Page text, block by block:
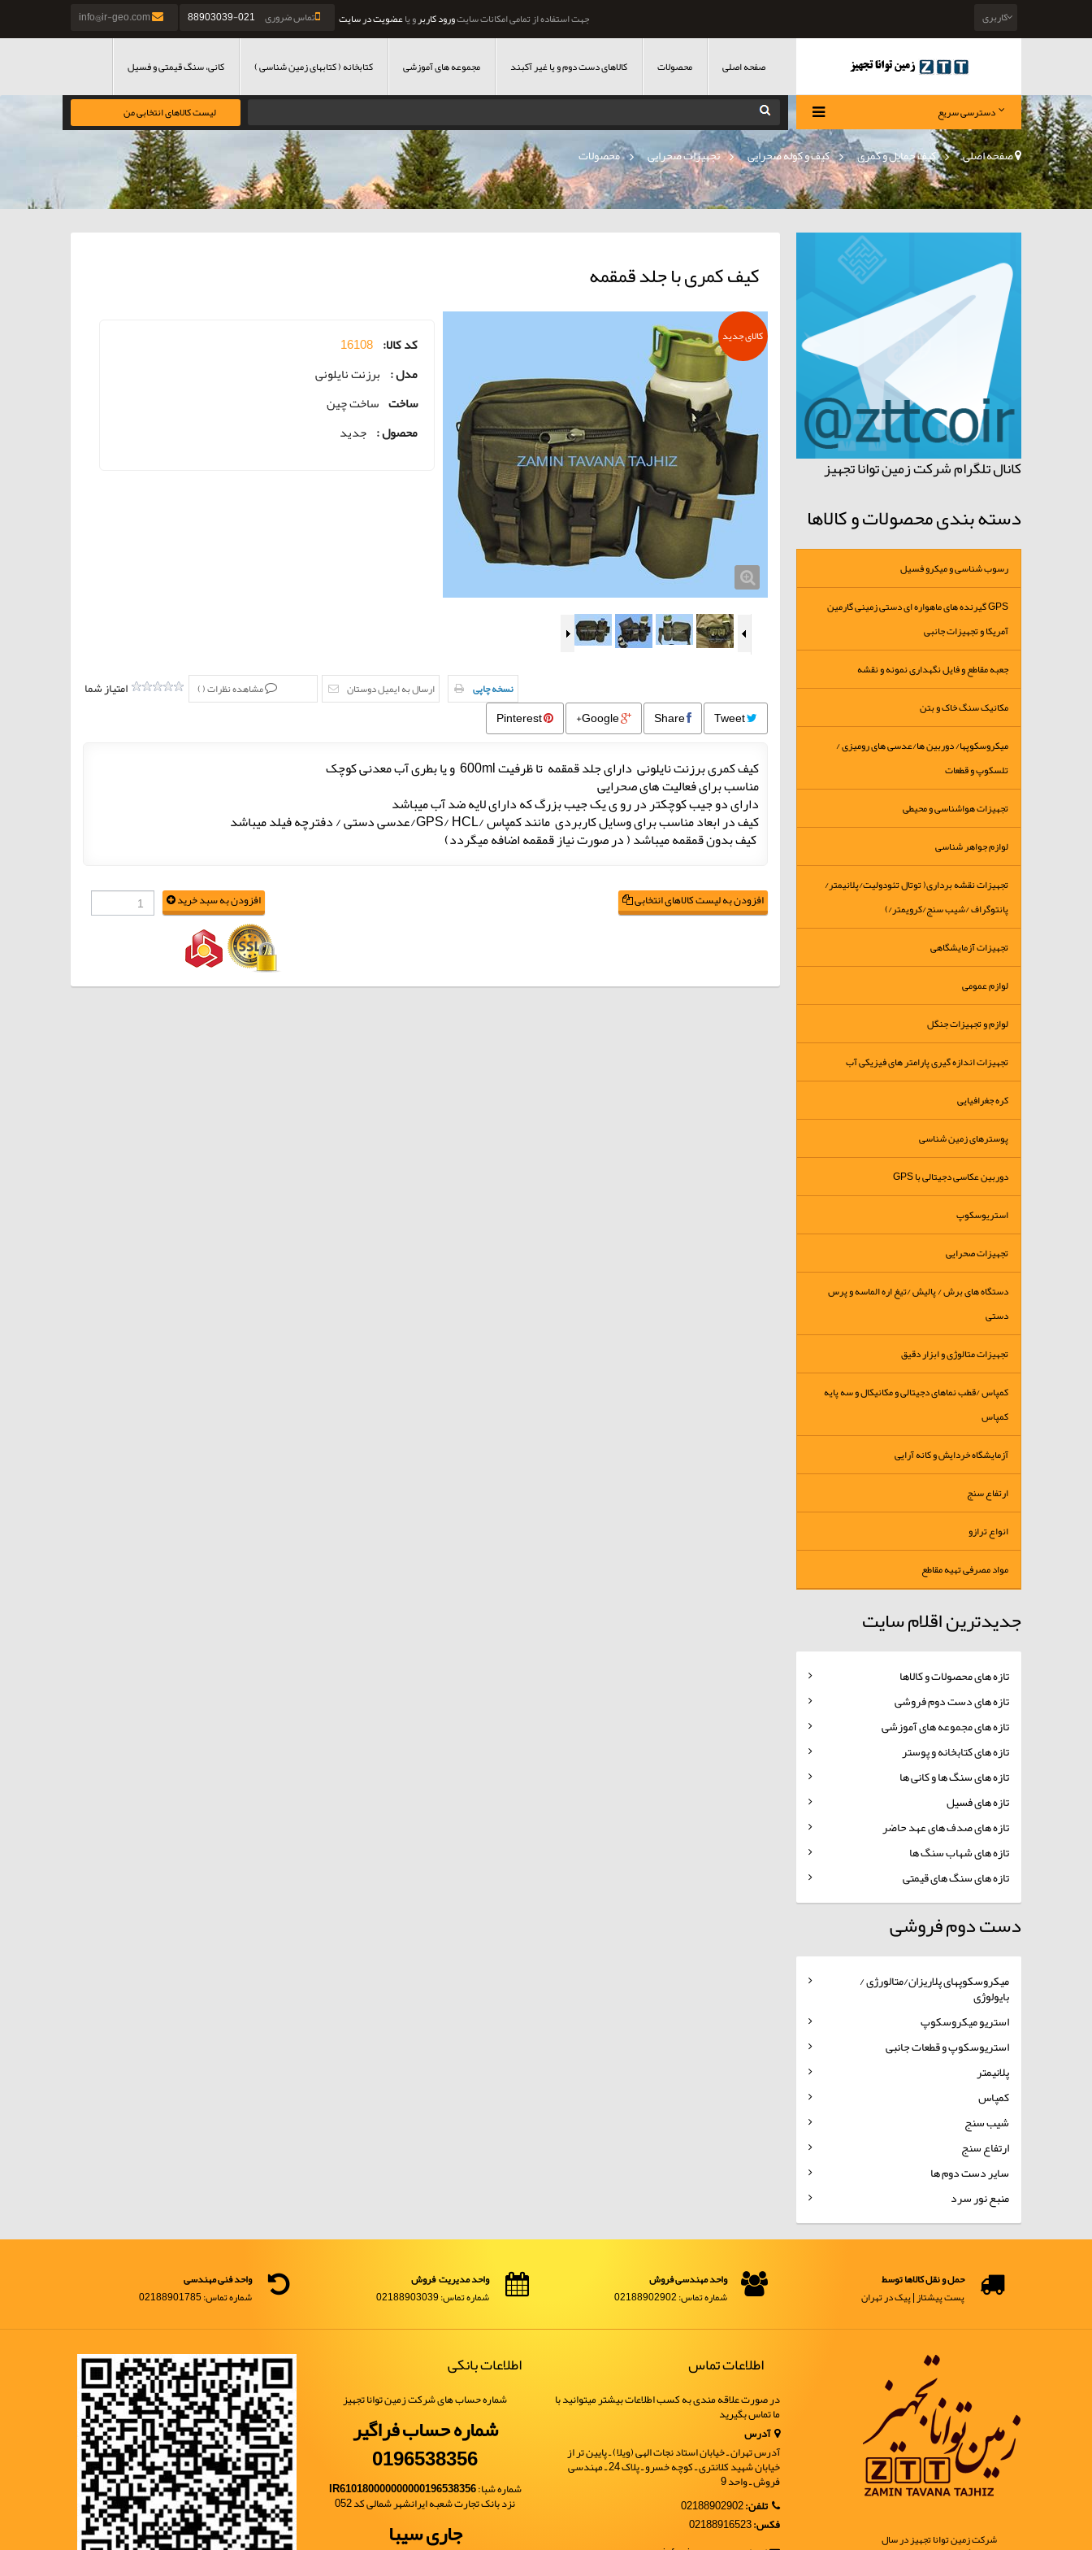
تماس ضروری 021-88903039 جهت استفاده از تمامی امکانات سایتورود کاربرو یاعضویت در سایت کاربری
صفحه اصلی محصولات کالاهای دست دوم و یا غیر آکبند مجموعه های آموزشی کتابخانه ( کتابهای زمین شناسی ) کانی، سنگ قیمتی و فسیل
دسترسی سریع لیست کالاهای انتخابی من
صفحه اصلی > کیف حمایل و کمری » کیف و کوله صحرایی » تجهیزات صحرایی » محصولات
کانال تلگرام شرکت زمین توانا تجهیز
دسته بندی محصولات و کالاها
رسوب شناسی و میکرو فسیل
GPS گیرنده های ماهواره ای دستی زمینی گارمین
آمریکا و تجهیزات جانبی
جعبه مقاطع و فایل نگهداری نمونه و نقشه
مکانیک سنگ خاک و بتن
میکروسکوپها/ دوربین ها/عدسی های رومیزی /
تلسکوپ و قطعات
تجهیزات هواشناسی و محیطی
لوازم جواهر شناسی
تجهیزات نقشه برداری( توتال تئودولیت/پلانیمتر/
پانتوگراف /شیب سنج/کرویمتر/)
تجهیزات آزمایشگاهی
لوازم عمومی
لوازم و تجهیزات جنگل
تجهیزات اندازه گیری پارامتر های فیزیکی آب
کره جغرافیایی
پوسترهای زمین شناسی
دوربین عکاسی دجیتالی با GPS
استریوسکوپ
تجهیزات صحرایی
دستگاه های برش / پالیش /تیغ اره الماسه و پرس
دستی
تجهیزات متالوژی و ابزار دقیق
کمپاس /قطب نماهای دجیتالی و مکانیکال و سه پایه
کمپاس
آزمایشگاه خردایش و کانه آرایی
ارتفاع سنج
انواع ترازو
مواد مصرفی تهیه مقاطع
جدیدترین اقلام سایت
تازه های محصولات و کالاها
تازه های دست دوم فروشی
تازه های مجموعه های آموزشی
تازه های کتابخانه و پوستر
تازه های سنگ ها و کانی ها
تازه های فسیل
تازه های صدف های عهد حاضر
تازه های شهاب سنگ ها
تازه های سنگ های قیمتی
دست دوم فروشی
میکروسکوپهای پلاریزان/متالورژی /
بایولوژی
استریو میکروسکوپ
استریوسکوپ و قطعات جانبی
پلانیمتر
کمپاس
شیب سنج
ارتفاع سنج
سایر دست دوم ها
منبع نور سرد
کیف کمری با جلد قمقمه
کالای جدید کد کالا: 16108
مدل : برزنت نایلونی
ساخت ساخت چین
محصول : جدید
امتیاز شما مشاهده نظرات () ارسال به ایمیل دوستان نسخه چاپی
Tweet
Share
Google+
Pinterest
کیف کمری برزنت نایلونی دارای جلد قمقمه تا ظرفیت 600ml و یا بطری آب معدنی کوچک
مناسب برای فعالیت های صحرایی
دارای دو جیب کوچکتر در رو ی یک جیب بزرگ که دارای لایه ضد آب میباشد
کیف در ابعاد مناسب برای وسایل کاربردی مانند کمپاس /GPS/ HCL/عدسی دستی / دفترچه فیلد میباشد
کیف بدون قمقمه میباشد ( در صورت نیاز قمقمه اضافه میگردد)
افزودن به لیست کالاهای انتخابی افزودن به سبد خرید
حمل و نقل کالاها توسط
پست پیشتاز | پیک در تهران
واحد مهندسی فروش
شماره تماس: 02188902902
واحد مدیریت فروش
شماره تماس: 02188903039
واحد فنی مهندسی
شماره تماس: 02188901785
شرکت زمین توانا تجهیز در سال
اطلاعات تماس
در صورت علاقه مندی به کسب اطلاعات بیشتر میتوانید با
ما تماس بگیرید
آدرس
آدرس تهران ـ خیابان استاد نجات الهی (ویلا) ـ پایین تر از
خیابان شهید کلانتری ـ کوچه خسرو ـ پلاک 24 ـ مهندسی
فروش ـ واحد 9
تلفن:02188902902
فکس:02188916523
اطلاعات بانکی
شماره حساب های شرکت زمین توانا تجهیز
شماره حساب فراگیر
0196538356
شماره شبا:IR610180000000000196538356
نزد بانک تجارت شعبه ایرانشهر شمالی کد 052
جاری سیبا